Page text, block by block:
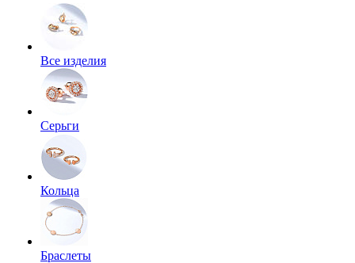
Все изделия
Серьги
Кольца
Браслеты